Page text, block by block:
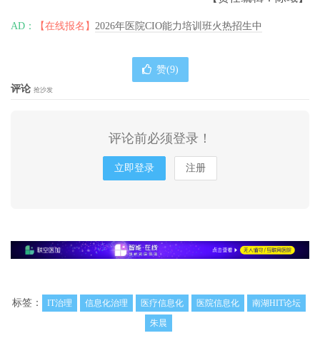
AD： 【在线报名】 2026年医院CIO能力培训班火热招生中
赞(9)
评论 抢沙发
评论前必须登录！
立即登录 注册
标签： IT治理 信息化治理 医疗信息化 医院信息化
南湖HIT论坛
朱晨